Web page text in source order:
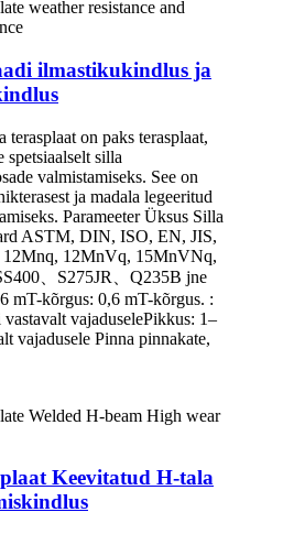
ilmastikukindlus ja
terasplaat on paks terasplaat,
spetsiaalselt silla
valmistamiseks. See on
ja madala legeeritud
Parameeter Üksus Silla
ASTM, DIN, ISO, EN, JIS,
12Mnq, 12MnVq, 15MnVNq,
、S275JR、Q235B jne
mT-kõrgus: 0,6 mT-kõrgus. :
vajaduselePikkus: 1–
vajadusele Pinna pinnakate,
Keevitatud H-tala